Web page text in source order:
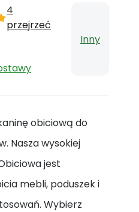
4
przejrzeć
Inny
obiciową do
Nasza wysokiej
jest
mebli, poduszek i
Wybierz